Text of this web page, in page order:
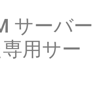
サーバー
用サー